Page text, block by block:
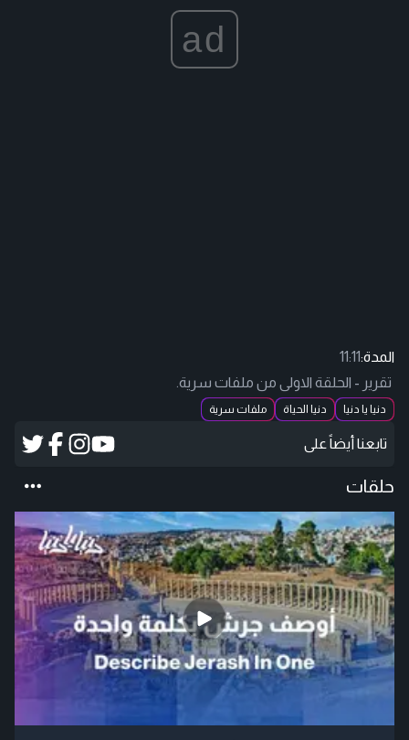
ad
المدة:11:11
تقرير - الحلقة الاولى من ملفات سرية.
دنيا يا دنيا دنيا الحياة ملفات سرية
تابعنا أيضاً على
حلقات